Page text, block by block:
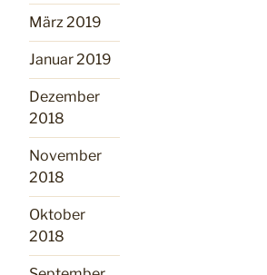
März 2019
Januar 2019
Dezember
2018
November
2018
Oktober
2018